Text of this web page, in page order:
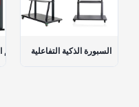
تعليق لافتات رقمية